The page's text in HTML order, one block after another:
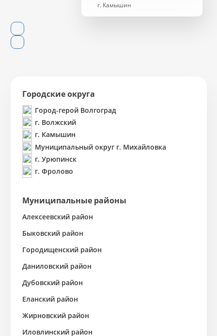
г. Камышин
Городские округа
Город-герой Волгоград
г. Волжский
г. Камышин
Муниципальный округ г. Михайловка
г. Урюпинск
г. Фролово
Муниципальные районы
Алексеевский район
Быковский район
Городищенский район
Даниловский район
Дубовский район
Еланский район
Жирновский район
Иловлинский район